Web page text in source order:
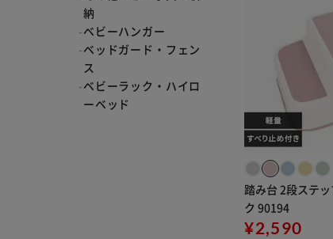
納
ベビーハンガー
ベッドガード・フェン
ス
ベビーラック・ハイロ
ーベッド
踏み台 2段ステ
ク 90194
¥2,590